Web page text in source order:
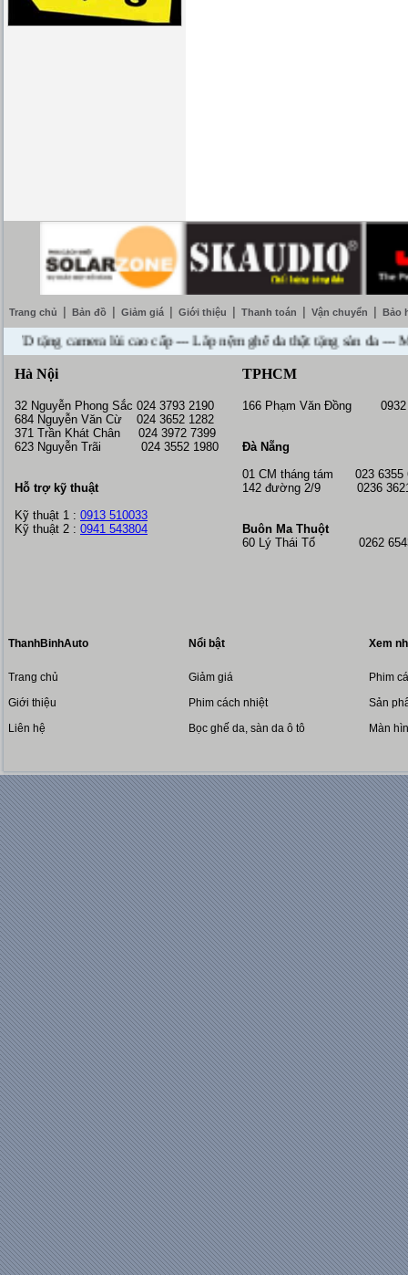
Trang chủ Bản đồ Giảm giá Giới thiệu Thanh toán Vận chuyển Bảo
camera lùi cao cấp --- Lắp nệm ghế da thật tặng sàn da ---
Hà Nội
32 Nguyễn Phong Sắc 024 3793 2190
684 Nguyễn Văn Cừ 024 3652 1282
371 Trần Khát Chân 024 3972 7399
623 Nguyễn Trãi 024 3552 1980
Hỗ trợ kỹ thuật
Kỹ thuật 1 : 0913 510033
Kỹ thuật 2 : 0941 543804
TPHCM
166 Phạm Văn Đồng 0932
Đà Nẵng
01 CM tháng tám 023 6355
142 đường 2/9 0236
Buôn Ma Thuột
60 Lý Thái Tổ 0262
ThanhBinhAuto
Trang chủ
Giới thiệu
Liên hệ
Nổi bật
Giảm giá
Phim cách nhiệt
Bọc ghế da, sàn da ô tô
Xem
Phim
Sản
Màn